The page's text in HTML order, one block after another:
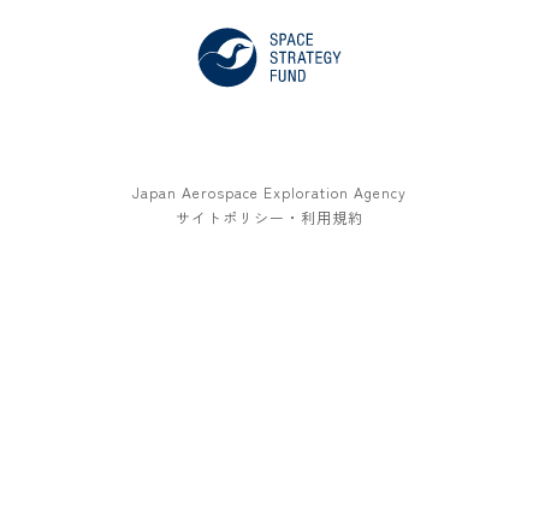
Japan Aerospace Exploration Agency
サイトポリシー・利用規約